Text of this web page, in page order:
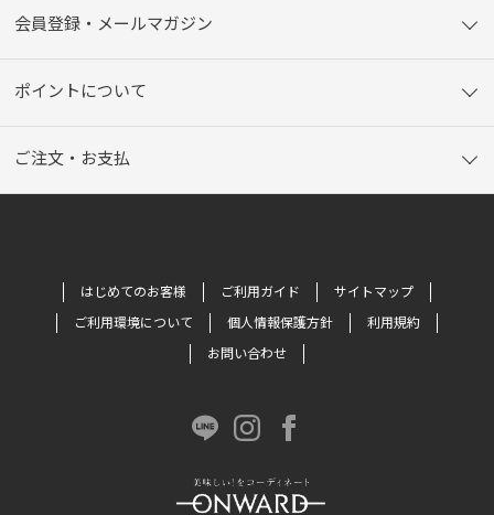
会員登録・メールマガジン
ポイントについて
ご注文・お支払
はじめてのお客様 ご利用ガイド
サイトマップ
ご利用環境について
個人情報保護方針
利用規約
お問い合わせ